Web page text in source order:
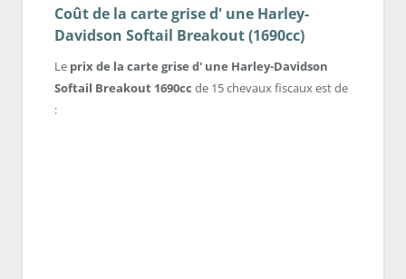
Coût de la carte grise d' une Harley-
Davidson Softail Breakout (1690cc)
Le prix de la carte grise d' une Harley-Davidson
Softail Breakout 1690cc de 15 chevaux fiscaux est de
: